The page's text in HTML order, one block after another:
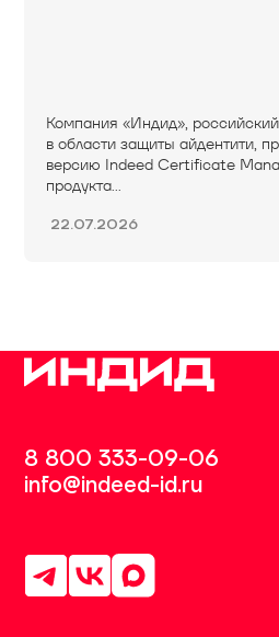
Компания «Индид»,
в области защиты айдентити,
версию Indeed Certificate
продукта...
22.07.2026
8 800 333-09-06
info@indeed-id.ru